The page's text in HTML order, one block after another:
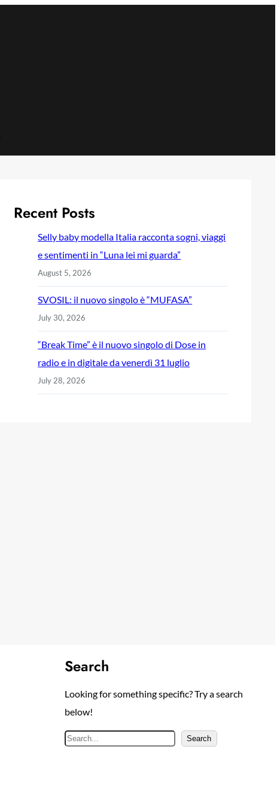
Recent Posts
Selly baby modella Italia racconta sogni, viaggi
e sentimenti in “Luna lei mi guarda”
August 5, 2026
SVOSIL: il nuovo singolo è “MUFASA”
July 30, 2026
“Break Time” è il nuovo singolo di Dose in
radio e in digitale da venerdì 31 luglio
July 28, 2026
Search
Looking for something specific? Try a search
below!
S
Search